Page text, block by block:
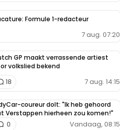
Formule 1-redacteur
7 aug. 07:20
GP maakt verrassende artiest
volkslied bekend
7 aug. 14:15
18
coureur dolt: "Ik heb gehoord
Verstappen hierheen zou komen!"
Vandaag, 08:15
0